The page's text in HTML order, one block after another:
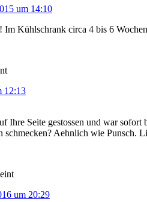
um 14:10
Im Kühlschrank circa 4 bis 6
12:13
Ihre Seite gestossen und war sofort
schmecken? Aehnlich wie Punsch.
um 20:29